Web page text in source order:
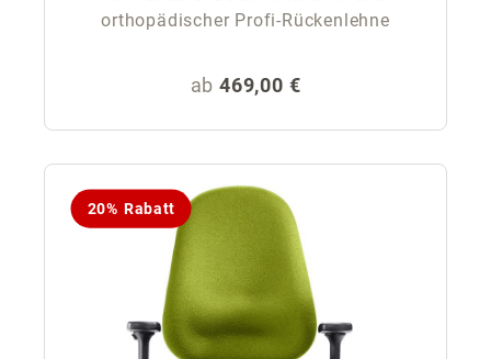
orthopädischer Profi-Rückenlehne
Regulärer Preis:
ab 469,00 €
20% Rabatt